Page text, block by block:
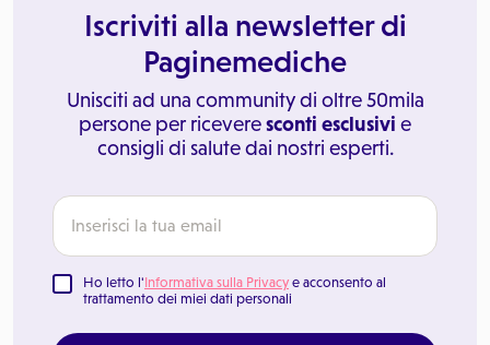
Iscriviti alla newsletter di
Paginemediche
Unisciti ad una community di oltre 50mila
persone per riceveresconti esclusivi e
consigli di salute dai nostri esperti.
Ho letto l'Informativa sulla Privacy e acconsento al
trattamento dei miei dati personali